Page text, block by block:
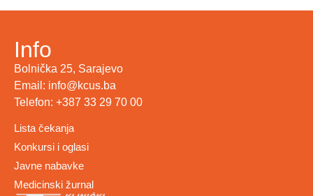
Info
Bolnička 25, Sarajevo
Email: info@kcus.ba
Telefon: +387 33 29 70 00
Lista čekanja
Konkursi i oglasi
Javne nabavke
Medicinski žurnal